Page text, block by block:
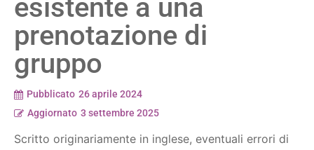
esistente a una
prenotazione di
gruppo
Pubblicato 26 aprile 2024
Aggiornato 3 settembre 2025
Scritto originariamente in inglese, eventuali errori di